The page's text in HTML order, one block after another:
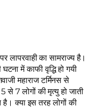
का सामराज्य है।
में काफी वृद्धि हो गयी
महाराज टर्मिनस से
से 7 लोगों की मृत्यु हो जाती
क्या इस तरह लोगों की